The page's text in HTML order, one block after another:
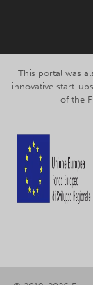
This portal was
innovative start-
of the